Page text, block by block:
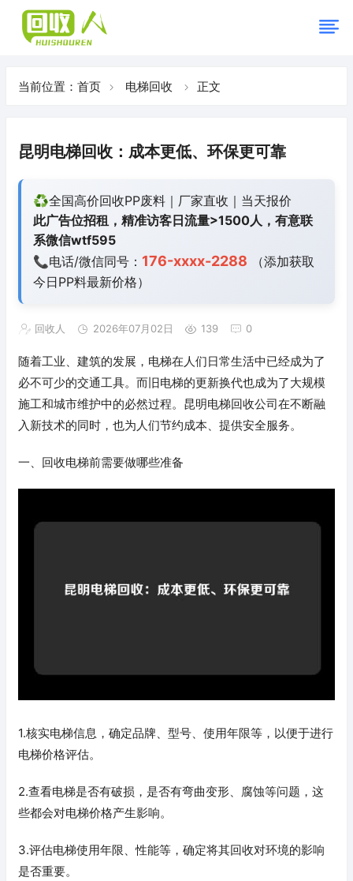
当前位置： 首页 电梯回收 正文
昆明电梯回收：成本更低、环保更可靠
♻️全国高价回收PP废料｜厂家直收｜当天报价
此广告位招租，精准访客日流量>1500人，有意联
系微信wtf595
📞电话/微信同号： 176-xxxx-2288 （添加获取
今日PP料最新价格）
回收人 2026年07月02日 139 0
随着工业、建筑的发展，电梯在人们日常生活中已经成为了
必不可少的交通工具。而旧电梯的更新换代也成为了大规模
施工和城市维护中的必然过程。昆明电梯回收公司在不断融
入新技术的同时，也为人们节约成本、提供安全服务。
一、回收电梯前需要做哪些准备
1.核实电梯信息，确定品牌、型号、使用年限等，以便于进行
电梯价格评估。
2.查看电梯是否有破损，是否有弯曲变形、腐蚀等问题，这
些都会对电梯价格产生影响。
3.评估电梯使用年限、性能等，确定将其回收对环境的影响
是否重要。